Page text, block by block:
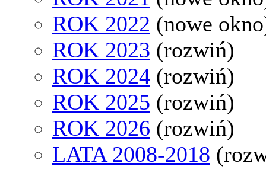
ROK 2022 (nowe
ROK 2023 (rozwiń)
ROK 2024 (rozwiń)
ROK 2025 (rozwiń)
ROK 2026 (rozwiń)
LATA 2008-2018